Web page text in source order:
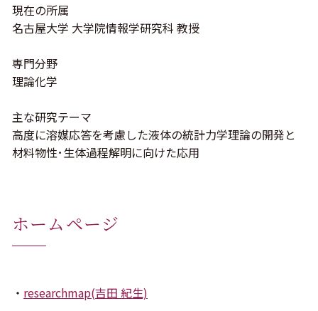
現在の所属
名古屋大学 大学院情報学研究科 教授
専門分野
理論化学
主な研究テーマ
⾼度に溶媒応答を考慮した液体の統計⼒学理論の開発と
材料物性･⽣体過程解明に向けた応⽤
ホームページ
researchmap(吉田 紀生)